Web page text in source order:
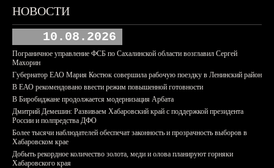
НОВОСТИ
10.08.2026
Пограничное управление ФСБ по Сахалинской области возглавил Сергей
Махорин
Губернатор ЕАО Мария Костюк совершила рабочую поездку в Ленинский район
В ЕАО рекомендовано ввести режим повышенной готовности
В Биробиджане продолжается модернизация Арбата
Дмитрий Демешин: Развиваем Хабаровский край с поддержкой президента
России и полпредства ДФО
Более тысячи наблюдателей обеспечат законность и прозрачность выборов в
Хабаровском крае
Добыть рекордное количество золота, меди и олова планируют горняки
Хабаровского края